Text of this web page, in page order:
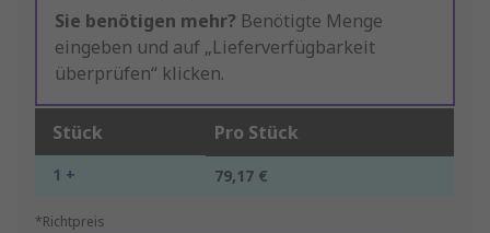
Sie benötigen mehr? Benötigte Menge
eingeben und auf „Lieferverfügbarkeit
überprüfen“ klicken.
Stück Pro Stück
1 + 79,17 €
*Richtpreis